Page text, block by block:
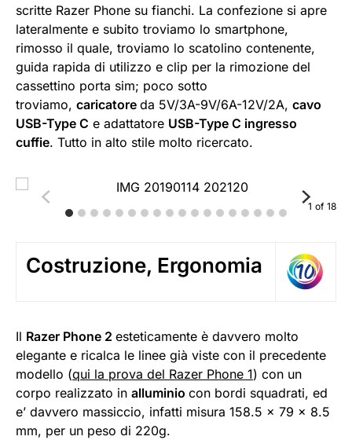
scritte Razer Phone su fianchi. La confezione si apre
lateralmente e subito troviamo lo smartphone,
rimosso il quale, troviamo lo scatolino contenente,
guida rapida di utilizzo e clip per la rimozione del
cassettino porta sim; poco sotto
troviamo, caricatore da 5V/3A-9V/6A-12V/2A, cavo
USB-Type C e adattatore USB-Type C ingresso
cuffie. Tutto in alto stile molto ricercato.
1 of 18
Costruzione, Ergonomia
Il Razer Phone 2 esteticamente è davvero molto
elegante e ricalca le linee già viste con il precedente
modello (qui la prova del Razer Phone 1) con un
corpo realizzato in alluminio con bordi squadrati, ed
e’ davvero massiccio, infatti misura 158.5 x 79 x 8.5
mm, per un peso di 220g.